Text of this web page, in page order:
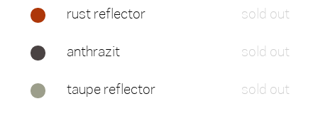
rust reflector sold out
anthrazit sold out
taupe reflector sold out